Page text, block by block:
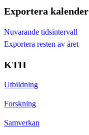
Exportera kalender
Nuvarande tidsintervall
Exportera resten av året
KTH
Utbildning
Forskning
Samverkan